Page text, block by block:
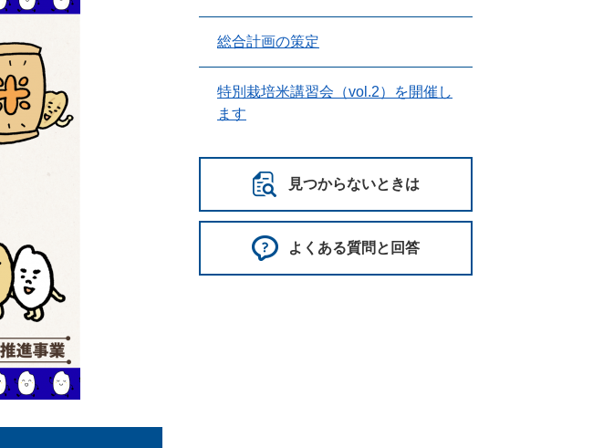
総合計画の策定
特別栽培米講習会（vol.2）を開催し
ます
見つからないときは
よくある質問と回答